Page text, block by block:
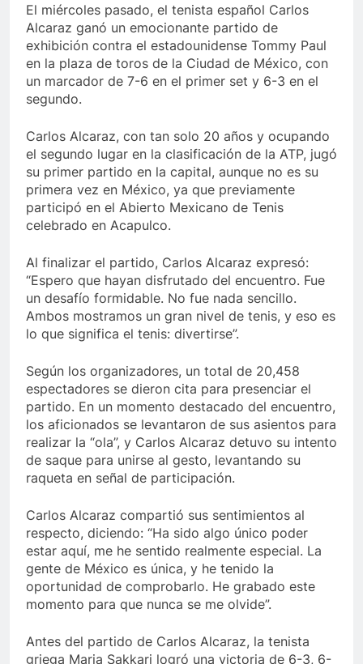
El miércoles pasado, el tenista español Carlos
Alcaraz ganó un emocionante partido de
exhibición contra el estadounidense Tommy Paul
en la plaza de toros de la Ciudad de México, con
un marcador de 7-6 en el primer set y 6-3 en el
segundo.
Carlos Alcaraz, con tan solo 20 años y ocupando
el segundo lugar en la clasificación de la ATP, jugó
su primer partido en la capital, aunque no es su
primera vez en México, ya que previamente
participó en el Abierto Mexicano de Tenis
celebrado en Acapulco.
Al finalizar el partido, Carlos Alcaraz expresó:
“Espero que hayan disfrutado del encuentro. Fue
un desafío formidable. No fue nada sencillo.
Ambos mostramos un gran nivel de tenis, y eso es
lo que significa el tenis: divertirse”.
Según los organizadores, un total de 20,458
espectadores se dieron cita para presenciar el
partido. En un momento destacado del encuentro,
los aficionados se levantaron de sus asientos para
realizar la “ola”, y Carlos Alcaraz detuvo su intento
de saque para unirse al gesto, levantando su
raqueta en señal de participación.
Carlos Alcaraz compartió sus sentimientos al
respecto, diciendo: “Ha sido algo único poder
estar aquí, me he sentido realmente especial. La
gente de México es única, y he tenido la
oportunidad de comprobarlo. He grabado este
momento para que nunca se me olvide”.
Antes del partido de Carlos Alcaraz, la tenista
griega Maria Sakkari logró una victoria de 6-3, 6-